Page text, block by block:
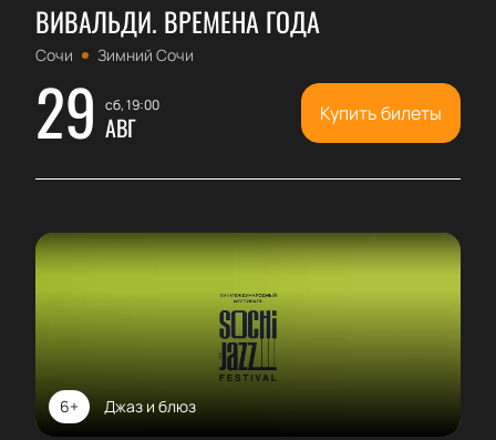
ВИВАЛЬДИ. ВРЕМЕНА ГОДА
Сочи Зимний Сочи
29 сб, 19:00
АВГ Купить билеты
Джаз и блюз
6+